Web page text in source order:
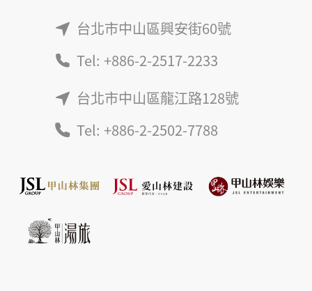
台北市中山區興安街60號
Tel: +886-2-2517-2233
台北市中山區龍江路128號
Tel: +886-2-2502-7788